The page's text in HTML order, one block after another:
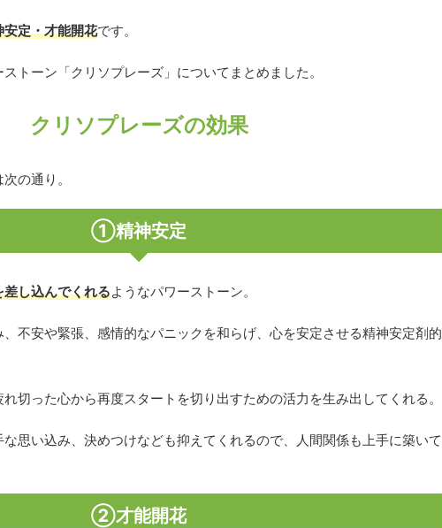
安定・才能開花です。
トーン「クリソプレーズ」についてまとめました。
クリソプレーズの効果
の通り。
①精神安定
差し込んでくれるようなパワーストーン。
不安や緊張、感情的なパニックを和らげ、心を安定させる精神安定剤的
切った心から再度スタートを切り出すための活力を生み出してくれる。
思い込み、決めつけなども抑えてくれるので、人間関係も上手に築いて
②才能開花